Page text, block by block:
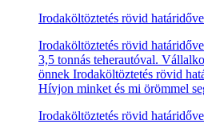
Irodaköltöztetés rövid
Irodaköltöztetés rövid
3,5 tonnás teherautóval.
önnek Irodaköltöztetés rövid
Hívjon minket és mi örömmel
Irodaköltöztetés rövid